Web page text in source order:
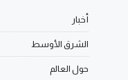
أخبار
الشرق الأوسط
حول العالم